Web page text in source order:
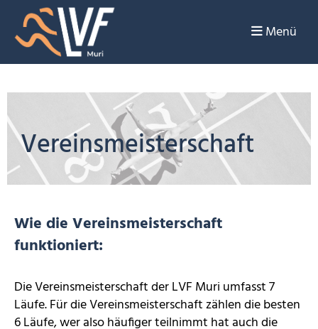
Menü
Vereinsmeisterschaft
Wie die Vereinsmeisterschaft
funktioniert:
Die Vereinsmeisterschaft der LVF Muri umfasst 7
Läufe. Für die Vereinsmeisterschaft zählen die besten
6 Läufe, wer also häufiger teilnimmt hat auch die